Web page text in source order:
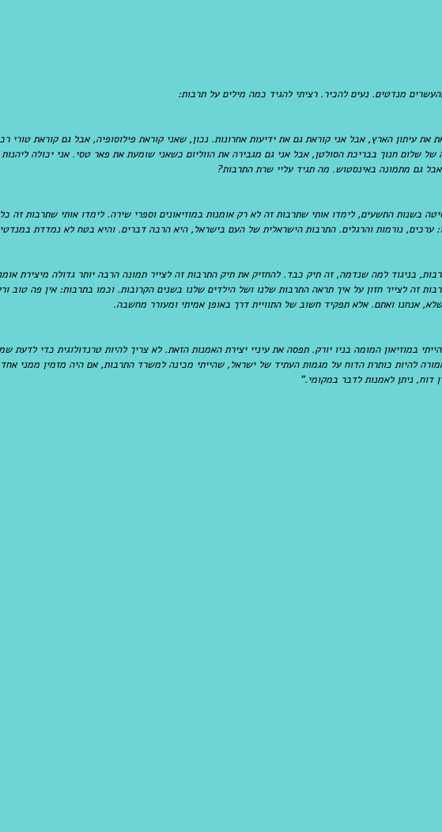
את עיתון הארץ, אבל אני קוראת גם את ידיעות אחרונות. נכון, שאני קוראת פילוסופיה, אבל גם קוראת טורי
של שלום חנוך בבריכת הסולטן, אבל אני גם מגבירה את הווליום כשאני שומעת את פאר טסי. אני יכולה ליהנות
אבל גם מתמונה באינסטוש. מה תגיד עליי שרת התרבות?
בשנות התשעים, לימדו אותי שתרבות זה לא רק אומנות במוזיאונים וספרי שירה. לימדו אותי שתרבות זה
ערכים, נורמות והרגלים. התרבות הישראלית של העם בישראל, היא הרבה דברים. והיא בטח לא נמדדת
בניגוד למה שנדמה, זה תיק כבד. להחזיק את תיק התרבות זה לצייר תמונה הרבה יותר גדולה מיצירת
זה לצייר חזון על איך תראה התרבות שלנו ושל הילדים שלנו בשנים הקרובות. וכמו בתרבות: אין פה טוב
אנחנו ואתם. אלא תפקיד חשוב של התוויית דרך באופן אמיתי ומעורר מחשבה.
במוזיאון המומה בניו יורק. תפסה את עיניי יצירת האמנות הזאת. לא צריך להיות טרנדולוגית כדי לדעת
להיות כותרת הדוח על מגמות העתיד של ישראל, שהייתי מכינה למשרד התרבות, אם היה מזמין ממני
דוח, ניתן לאמנות לדבר במקומי."